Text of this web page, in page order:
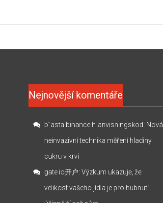
Nejnovější komentáře
b"asta binance h"anvisningskod: Nová
neinvazivní technika měření hladiny
cukru v krvi
gate io开户:Výzkum ukazuje, že
velikost vašeho jídla je pro hubnutí